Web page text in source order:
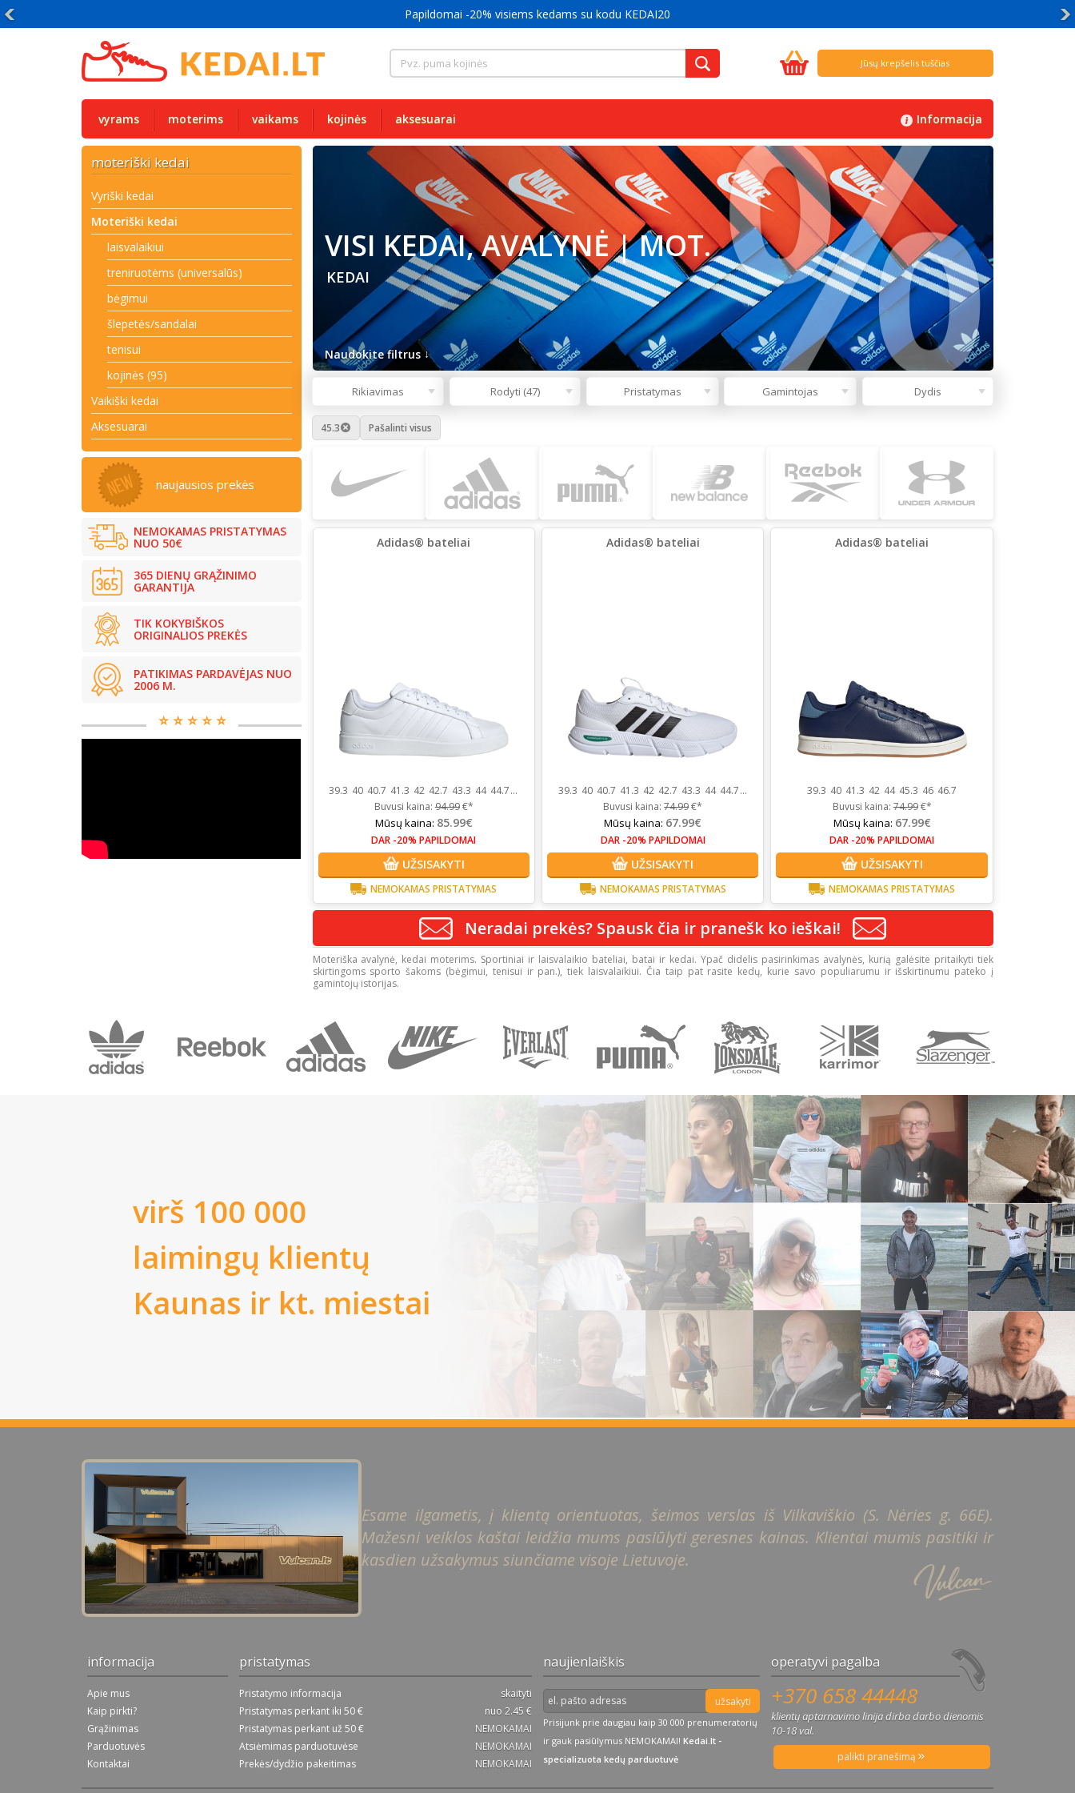
Papildomai -20% visiems kedams su kodu KEDAI20
Jūsų krepšelis tuščias
vyrams moterims vaikams kojinės aksesuarai Informacija
moteriški kedai
Vyriški kedai
Moteriški kedai
laisvalaikiui
treniruotėms (universalūs)
bėgimui
šlepetės/sandalai
tenisui
kojinės (95)
Vaikiški kedai
Aksesuarai
naujausios prekės
NEMOKAMAS PRISTATYMAS
NUO 50€
365 DIENŲ GRĄŽINIMO
GARANTIJA
TIK KOKYBIŠKOS
ORIGINALIOS PREKĖS
PATIKIMAS PARDAVĖJAS NUO
2006 M.
⭐️ ⭐️ ⭐️ ⭐️ ⭐️
Naudokite filtrus↓
VISI KEDAI, AVALYNĖ | MOT.
KEDAI %
Rikiavimas Rodyti (47) Pristatymas Gamintojas Dydis
45.3 Pašalinti visus
Adidas® bateliai
39.3 40 40.7 41.3 42 42.7 43.3 44 44.7...
Buvusi kaina:94.99€*
Mūsų kaina: 85.99€
DAR -20% PAPILDOMAI
UŽSISAKYTI
NEMOKAMAS PRISTATYMAS
Adidas® bateliai
39.3 40 40.7 41.3 42 42.7 43.3 44 44.7...
Buvusi kaina:74.99€*
Mūsų kaina: 67.99€
DAR -20% PAPILDOMAI
UŽSISAKYTI
NEMOKAMAS PRISTATYMAS
Adidas® bateliai
39.3 40 41.3 42 44 45.3 46 46.7
Buvusi kaina:74.99€*
Mūsų kaina: 67.99€
DAR -20% PAPILDOMAI
UŽSISAKYTI
NEMOKAMAS PRISTATYMAS
Neradai prekės? Spausk čia ir pranešk ko ieškai!
Moteriška avalynė, kedai moterims. Sportiniai ir laisvalaikio bateliai, batai ir kedai. Ypač didelis pasirinkimas avalynės, kurią galėsite pritaikyti tiek
skirtingoms sporto šakoms (bėgimui, tenisui ir pan.), tiek laisvalaikiui. Čia taip pat rasite kedų, kurie savo populiarumu ir išskirtinumu pateko į
gamintojų istorijas.
virš 100 000
laimingų klientų
Kaunas ir kt. miestai
Esame ilgametis, į klientą orientuotas, šeimos verslas iš Vilkaviškio (S. Nėries g. 66E).
Mažesni veiklos kaštai leidžia mums pasiūlyti geresnes kainas. Klientai mumis pasitiki ir
kasdien užsakymus siunčiame visoje Lietuvoje.
informacija
Apie mus
Kaip pirkti?
Grąžinimas
Parduotuvės
Kontaktai
pristatymas
Pristatymo informacija
skaityti
Pristatymas perkant iki 50 €
nuo 2.45 €
Pristatymas perkant už 50 €
NEMOKAMAI
Atsiėmimas parduotuvėse
NEMOKAMAI
Prekės/dydžio pakeitimas
NEMOKAMAI
naujienlaiškis
užsakyti
Prisijunk prie daugiau kaip 30 000 prenumeratorių
ir gauk pasiūlymus NEMOKAMAI! Kedai.lt -
specializuota kedų parduotuvė
operatyvi pagalba
+370 658 44448
klientų aptarnavimo linija dirba darbo dienomis
10-18 val.
palikti pranešimą